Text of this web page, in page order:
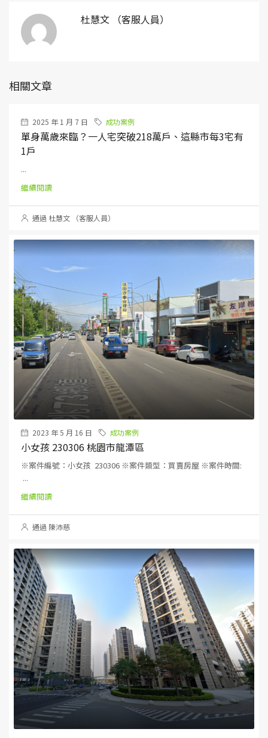
杜慧文 （客服人員）
相關文章
2025 年 1 月 7 日 成功案例
單身萬歲來臨？一人宅突破218萬戶、這縣市每3宅有
1戶
...
繼續閱讀
通過 杜慧文 （客服人員）
2023 年 5 月 16 日 成功案例
小女孩 230306 桃園市龍潭區
※案件編號：小女孩 230306 ※案件類型：買賣房屋 ※案件時間:
...
繼續閱讀
通過 陳沛慈